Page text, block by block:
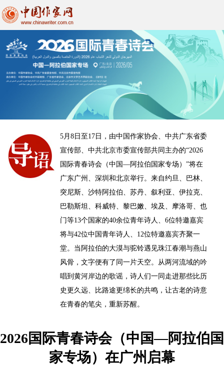
5月8日至17日，由中国作家协会、中共广东省委
宣传部、中共北京市委宣传部共同主办的“2026
国际青春诗会（中国—阿拉伯国家专场）”将在
广东广州、深圳和北京举行。来自约旦、巴林、
突尼斯、沙特阿拉伯、苏丹、叙利亚、伊拉克、
巴勒斯坦、科威特、黎巴嫩、埃及、摩洛哥、也
门等13个国家的40余位青年诗人、6位特邀嘉宾
将与42位中国青年诗人、12位特邀嘉宾齐聚一
堂。当阿拉伯的大漠与驼铃遇见珠江春潮与燕山
风骨，文字便有了同一片天空。从两河流域的吟
唱到黄河岸边的歌谣，诗人们一同走进那些比历
史更久远、比路途更绵长的共鸣，让古老的诗意
在青春的笔尖，重新苏醒。
2026国际青春诗会（中国—阿拉伯国
家专场）在广州启幕